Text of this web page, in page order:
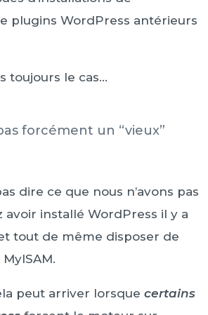
plugins WordPress antérieurs
toujours le cas…
forcément un “vieux”
dire ce que nous n’avons pas
avoir installé WordPress il y a
tout de même disposer de
peut arriver lorsque certains